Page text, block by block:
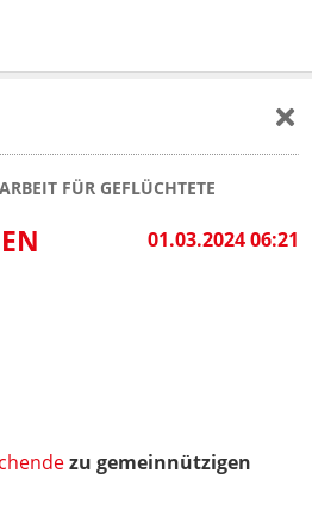
FÜR GEFLÜCHTETE
01.03.2024 06:21
zu gemeinnützigen